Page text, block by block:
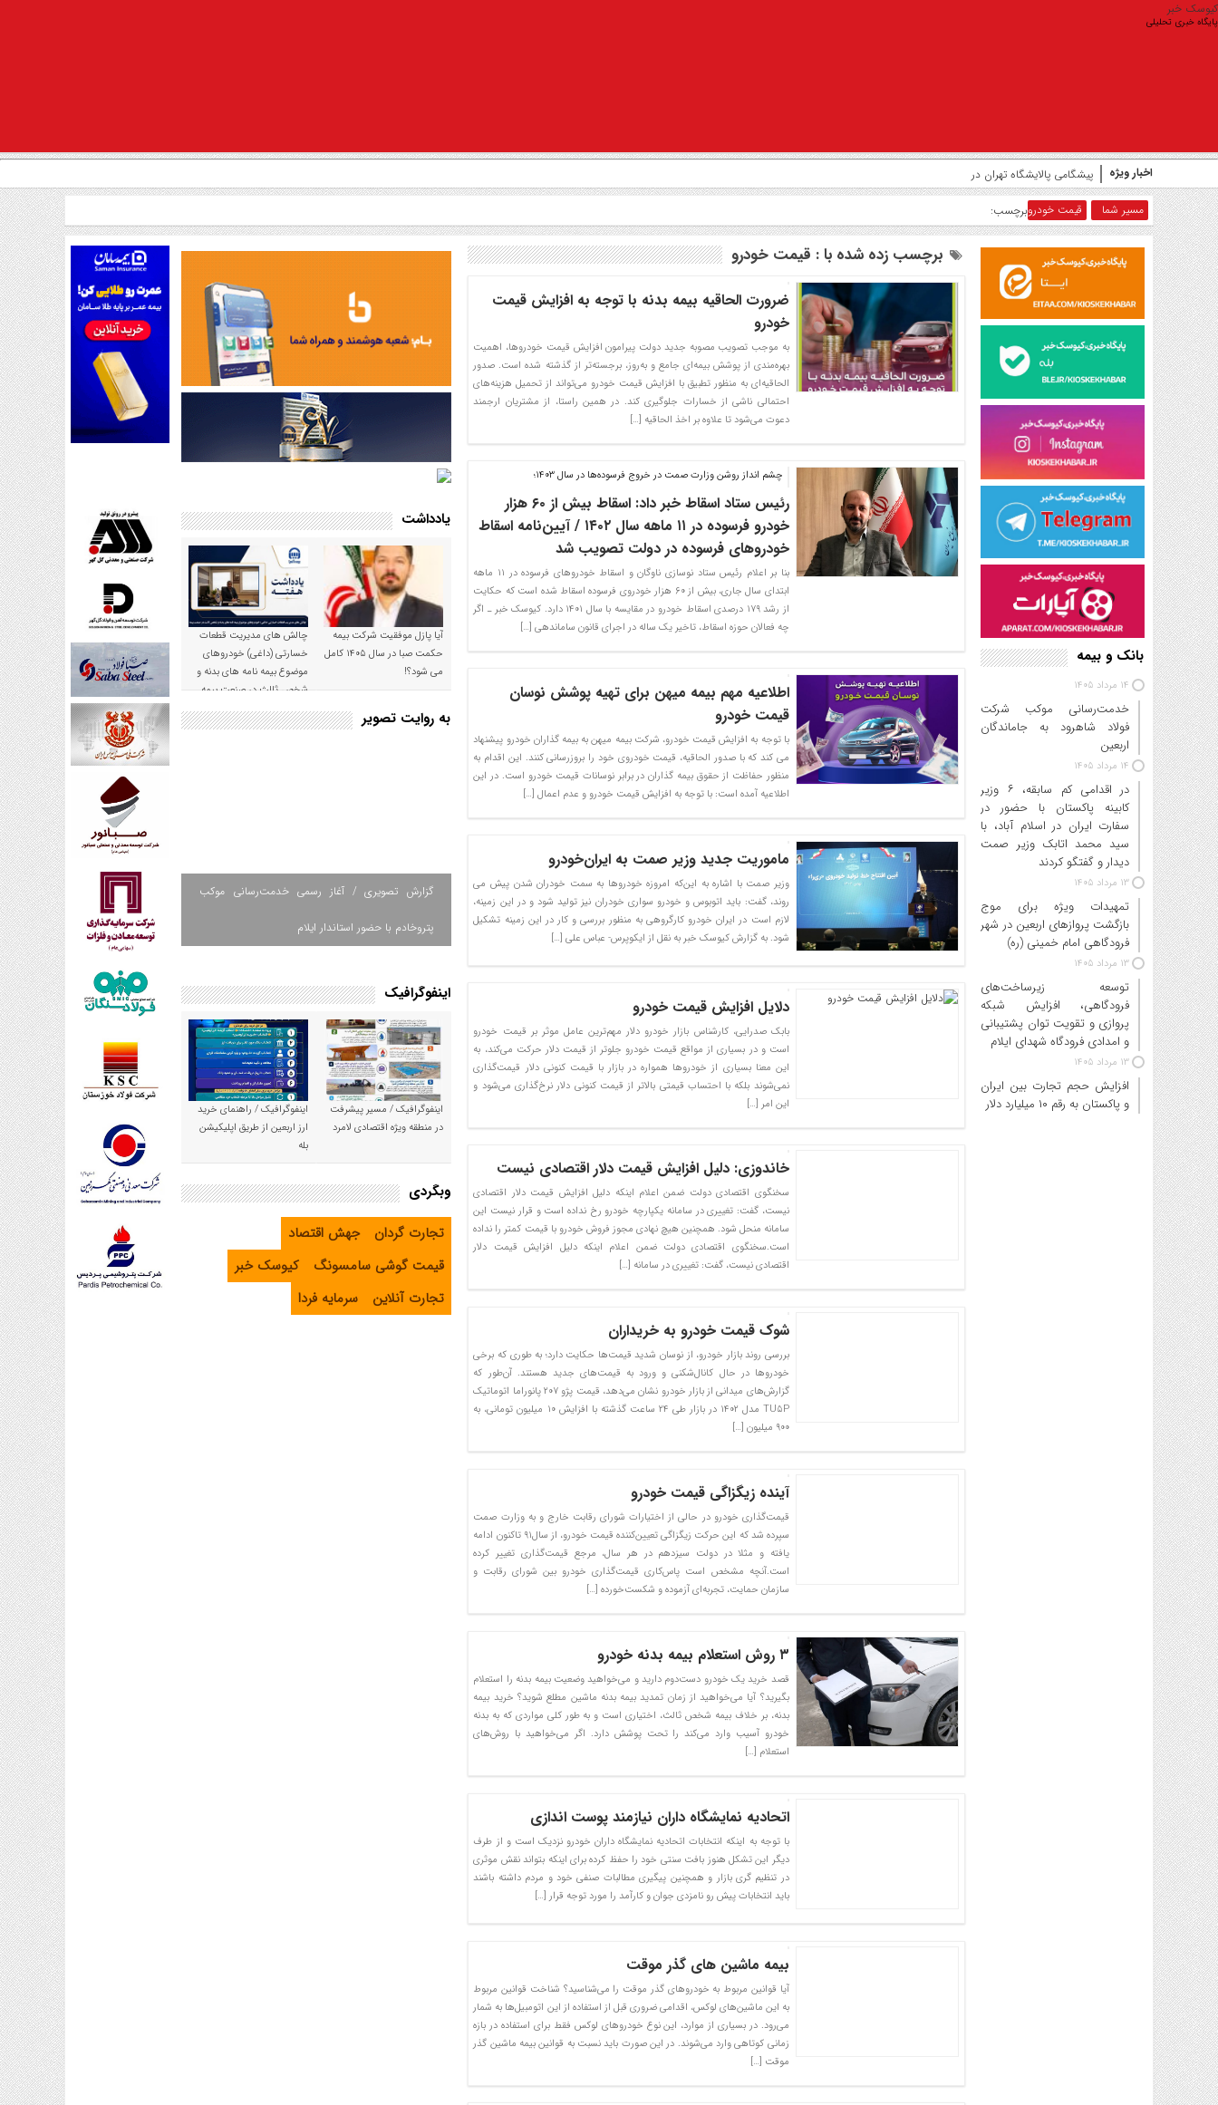
کیوسک خبر
پایگاه خبری تحلیلی
اخبار ویژه پیشگامی پالایشگاه تهران در مسیر تحول صنعت نفت
مسیر شما برچسب:قیمت خودرو
بانک و بیمه
14 مرداد 1405
خدمت‌رسانی موکب شرکت
فولاد شاهرود به جاماندگان
اربعین
14 مرداد 1405
در اقدامی کم سابقه، ۶ وزیر
کابینه پاکستان با حضور در
سفارت ایران در اسلام آباد، با
سید محمد اتابک وزیر صمت
دیدار و گفتگو کردند
13 مرداد 1405
تمهیدات ویژه برای موج
بازگشت پروازهای اربعین در شهر
فرودگاهی امام خمینی (ره)
13 مرداد 1405
توسعه زیرساخت‌های
فرودگاهی، افزایش شبکه
پروازی و تقویت توان پشتیبانی
و امدادی فرودگاه شهدای ایلام
13 مرداد 1405
افزایش حجم تجارت بین ایران
و پاکستان به رقم ۱۰ میلیارد دلار
برچسب زده شده با : قیمت خودرو
ضرورت الحاقیه بیمه بدنه با توجه به افزایش قیمت
خودرو
به موجب تصویب مصوبه جدید دولت پیرامون افزایش قیمت خودروها، اهمیت
بهره‌مندی از پوشش‌ بیمه‌ای جامع و به‌روز، برجسته‌تر از گذشته شده است. صدور
الحاقیه‌ای به منظور تطبیق با افزایش قیمت خودرو می‌تواند از تحمیل هزینه‌های
احتمالی ناشی از خسارات جلوگیری کند. در همین راستا، از مشتریان ارجمند
دعوت می‌شود تا علاوه بر اخذ الحاقیه […]
چشم‌ انداز روشن وزارت صمت در خروج فرسوده‌ها در سال ۱۴۰۳؛
رئیس ستاد اسقاط خبر داد: اسقاط بیش از ۶۰ هزار
خودرو فرسوده در ۱۱ ماهه سال ۱۴۰۲ / آیین‌نامه اسقاط
خودروهای فرسوده در دولت تصویب شد
بنا بر اعلام رئیس ستاد نوسازی ناوگان و اسقاط خودروهای فرسوده در ۱۱ ماهه
ابتدای سال جاری، بیش از ۶۰ هزار خودروی فرسوده اسقاط شده است که حکایت
از رشد ۱۷۹ درصدی اسقاط خودرو در مقایسه با سال ۱۴۰۱ دارد. کیوسک خبر ـ اگر
چه فعالان حوزه اسقاط، تاخیر یک ساله در اجرای قانون ساماندهی […]
اطلاعیه مهم بیمه میهن برای تهیه پوشش نوسان
قیمت خودرو
با توجه به افزایش قیمت خودرو، شرکت بیمه میهن به بیمه گذاران خودرو پیشنهاد
می کند که با صدور الحاقیه، قیمت خودروی خود را بروزرسانی کنند. این اقدام به
منظور حفاظت از حقوق بیمه گذاران در برابر نوسانات قیمت خودرو است. در این
اطلاعیه آمده است: با توجه به افزایش قیمت خودرو و عدم اعمال […]
ماموریت جدید وزیر صمت به ایران‌خودرو
وزیر صمت با اشاره به این‌که امروزه خودروها به سمت خودران شدن پیش می
روند، گفت: باید اتوبوس و خودرو سواری خودران نیز تولید شود و در این زمینه،
لازم است در ایران خودرو کارگروهی به منظور بررسی و کار در این زمینه تشکیل
شود. به گزارش کیوسک خبر به نقل از ایکوپرس- عباس علی […]
دلایل افزایش قیمت خودرو
بابک صدرایی، کارشناس بازار خودرو دلار مهم‌ترین عامل موثر بر قیمت خودرو
است و در بسیاری از مواقع قیمت خودرو جلوتر از قیمت دلار حرکت می‌کند، به
این معنا بسیاری از خودروها همواره در بازار با قیمت کنونی دلار قیمت‌گذاری
نمی‌شوند بلکه با احتساب قیمتی بالاتر از قیمت کنونی دلار نرخ‌گذاری می‌شود و
این امر […]
خاندوزی: دلیل افزایش قیمت دلار اقتصادی نیست
سخنگوی اقتصادی دولت ضمن اعلام اینکه دلیل افزایش قیمت دلار اقتصادی
نیست، گفت: تغییری در سامانه یکپارچه خودرو رخ نداده است و قرار نیست این
سامانه منحل شود. همچنین هیچ نهادی مجوز فروش خودرو با قیمت کمتر را نداده
است.سخنگوی اقتصادی دولت ضمن اعلام اینکه دلیل افزایش قیمت دلار
اقتصادی نیست، گفت: تغییری در سامانه […]
شوک قیمت خودرو به خریداران
بررسی روند بازار خودرو، از نوسان شدید قیمت‌ها حکایت دارد؛ به طوری که برخی
خودروها در حال کانال‌شکنی و ورود به قیمت‌های جدید هستند. آن‌طور که
گزارش‌های میدانی از بازار خودرو نشان می‌دهد، قیمت پژو ۲۰۷ پانوراما اتوماتیک
TU۵P مدل ۱۴۰۲ در بازار طی ۲۴ ساعت گذشته با افزایش ۱۰ میلیون تومانی، به
۹۰۰ میلیون […]
آینده زیگزاگی قیمت خودرو
قیمت‌گذاری خودرو در حالی از اختیارات شورای رقابت خارج و به وزارت صمت
سپرده شد که این حرکت زیگزاگی تعیین‌کننده قیمت خودرو، از سال۹۱ تاکنون ادامه
یافته و مثلا در دولت سیزدهم در هر سال، مرجع قیمت‌گذاری تغییر کرده
است.آنچه مشخص است پاس‌کاری قیمت‌گذاری خودرو بین شورای رقابت و
سازمان حمایت، تجربه‌ای آزموده و شکست‌خورده […]
۳ روش استعلام بیمه بدنه خودرو
قصد خرید یک خودرو دست‌دوم دارید و می‌خواهید وضعیت بیمه بدنه را استعلام
بگیرید؟ آیا می‌خواهید از زمان تمدید بیمه بدنه ماشین مطلع شوید؟ خرید بیمه
بدنه، بر خلاف بیمه شخص ثالث، اختیاری است و به طور کلی مواردی که به بدنه
خودرو آسیب وارد می‌کند را تحت پوشش دارد. اگر می‌خواهید با روش‌های
استعلام […]
اتحادیه نمایشگاه داران نیازمند پوست اندازی
با توجه به اینکه انتخابات اتحادیه نمایشگاه داران خودرو نزدیک است و از طرف
دیگر این تشکل هنوز بافت سنتی خود را حفظ کرده برای اینکه بتواند نقش موثری
در تنظیم گری بازار و همچنین پیگیری مطالبات صنفی خود و مردم داشته باشند
باید انتخابات پیش رو نامزدی جوان و کارآمد را مورد توجه قرار […]
بیمه ماشین های گذر موقت
آیا قوانین مربوط به خودروهای گذر موقت را می‌شناسید؟ شناخت قوانین مربوط
به این ماشین‌های لوکس، اقدامی ضروری قبل از استفاده از این اتومبیل‌ها به شمار
می‌رود. در بسیاری از موارد، این نوع خودروهای لوکس فقط برای استفاده در بازه
زمانی کوتاهی وارد می‌شوند. در این صورت باید نسبت به قوانین بیمه ماشین گذر
موقت […]
یادداشت
آیا پازل موفقیت شرکت بیمه
حکمت صبا در سال ۱۴۰۵ کامل
می شود؟!
چالش های مدیریت قطعات
خسارتی (داغی) خودروهای
موضوع بیمه نامه های بدنه و
شخص ثالث در صنعت بیمه
به روایت تصویر
گزارش تصویری / آغاز رسمی خدمت‌رسانی موکب
پتروخادم با حضور استاندار ایلام
اینفوگرافیک
اینفوگرافیک / مسیر پیشرفت
در منطقه ویژه اقتصادی لامرد
اینفوگرافیک / راهنمای خرید
ارز اربعین از طریق اپلیکیشن
بله
وبگردی
تجارت گردان
جهش اقتصاد
قیمت گوشی سامسونگ
کیوسک خبر
تجارت آنلاین
سرمایه فردا